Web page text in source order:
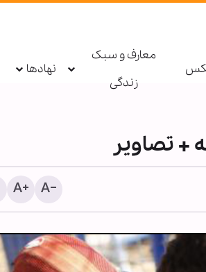
معارف و سبک
زندگی
نهادها
+ تصاویر
حزب‌الله: دولت لبنان